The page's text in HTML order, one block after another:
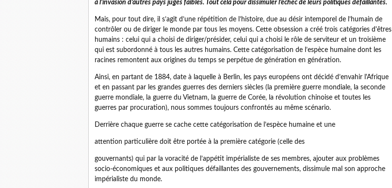
à l’invasion d’autres pays jugés faibles. Tout cela pour dissimuler l’échec de leurs politiques défaillantes.
Mais, pour tout dire, il s’agit d’une répétition de l’histoire, due au désir intemporel de l’humain de
contrôler ou de diriger le monde par tous les moyens. Cette obsession a créé trois catégories d'êtres
humains : celui qui a choisi de diriger/présider, celui qui a choisi le rôle de serviteur et un troisième
qui est subordonné à tous les autres humains. Cette catégorisation de l’espèce humaine dont les
racines remontent aux origines du temps se perpétue de génération en génération.
Ainsi, en partant de 1884, date à laquelle à Berlin, les pays européens ont décidé d’envahir l'Afrique
et en passant par les grandes guerres des derniers siècles (la première guerre mondiale, la seconde
guerre mondiale, la guerre du Vietnam, la guerre de Corée, la révolution chinoise et toutes les
guerres par procuration), nous sommes toujours confrontés au même scénario.
Derrière chaque guerre se cache cette catégorisation de l’espèce humaine et une
attention particulière doit être portée à la première catégorie (celle des
gouvernants) qui par la voracité de l’appétit impérialiste de ses membres, ajouter aux problèmes
socio-économiques et aux politiques défaillantes des gouvernements, dissimule mal son approche
impérialiste du monde.